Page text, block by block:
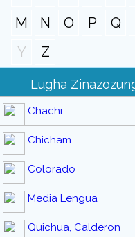
M
N O P Q
Y
Z
Lugha
Chachi
Chicham
Colorado
Media Lengua
Quichua, Calderon